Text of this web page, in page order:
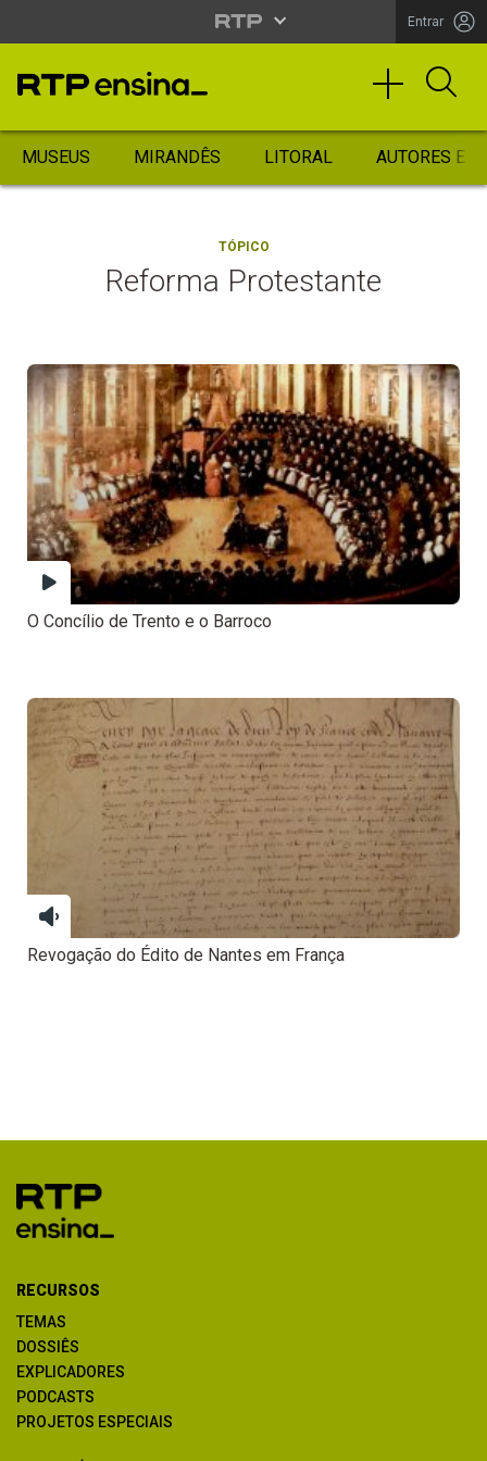
Entrar
MUSEUS MIRANDÊS LITORAL AUTORES
TÓPICO
Reforma Protestante
O Concílio de Trento e o Barroco
Revogação do Édito de Nantes em França
RECURSOS
TEMAS
DOSSIÊS
EXPLICADORES
PODCASTS
PROJETOS ESPECIAIS